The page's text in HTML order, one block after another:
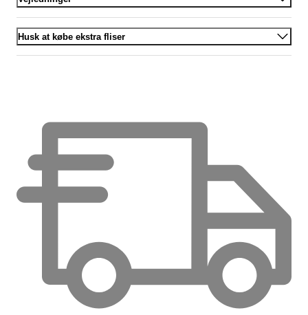
Husk at købe ekstra fliser